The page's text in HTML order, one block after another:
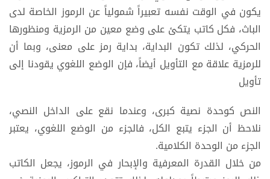
يكون في الوقت نفسه تعبيراً شمولياً عن الرموز الخاصة لدى
الباث، فكل كاتب يتكئ على وضع معين من الرمزية ومنظورها
الحركي، لذلك تكون البداية، بداية رمز على معنى، وبما أن
للرمزية علاقة مع التأويل أيضاً، فإن الوضع اللغوي يقودنا إلى
تأويل
النص كوحدة نصية كبرى، وعندما نقع على الداخل النصي،
نلاحظ أن الجزء يتبع الكل، فالجزء من الوضع اللغوي، يعتبر
الجزء من الوحدة الكلامية.
من خلال القدرة المعرفية والإبحار في الرموز، يجعل الكاتب